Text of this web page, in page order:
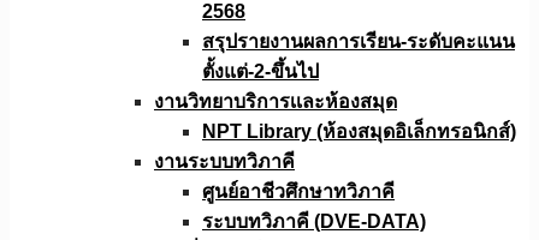
2568
สรุปรายงานผลการเรียน-ระดับคะแนน
ตั้งแต่-2-ขึ้นไป
งานวิทยาบริการเเละห้องสมุด
NPT Library (ห้องสมุดอิเล็กทรอนิกส์)
งานระบบทวิภาคี
ศูนย์อาชีวศึกษาทวิภาคี
ระบบทวิภาคี (DVE-DATA)